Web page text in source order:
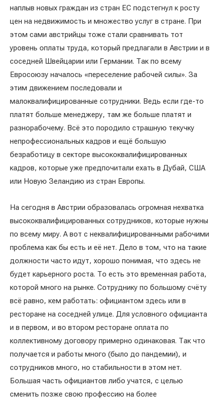
наплыв новых граждан из стран ЕС подстегнул к росту
цен на недвижимость и множество услуг в стране. При
этом сами австрийцы тоже стали сравнивать тот
уровень оплаты труда, который предлагали в Австрии и в
соседней Швейцарии или Германии. Так по всему
Евросоюзу началось «переселение рабочей силы». За
этим движением последовали и
малоквалифицированные сотрудники. Ведь если где-то
платят больше менеджеру, там же больше платят и
разнорабочему. Всё это породило страшную текучку
непрофессиональных кадров и ещё большую
безработицу в секторе высококвалифицированных
кадров, которые уже предпочитали ехать в Дубай, США
или Новую Зеландию из стран Европы.
На сегодня в Австрии образовалась огромная нехватка
высококвалифицированных сотрудников, которые нужны
по всему миру. А вот с неквалифицированными рабочими
проблема как бы есть и её нет. Дело в том, что на такие
должности часто идут, хорошо понимая, что здесь не
будет карьерного роста. То есть это временная работа,
которой много на рынке. Сотруднику по большому счёту
всё равно, кем работать: официантом здесь или в
ресторане на соседней улице. Для условного официанта
и в первом, и во втором ресторане оплата по
коллективному договору примерно одинаковая. Так что
получается и работы много (было до пандемии), и
сотрудников много, но стабильности в этом нет.
Большая часть официантов либо учатся, с целью
сменить позже свою профессию на более